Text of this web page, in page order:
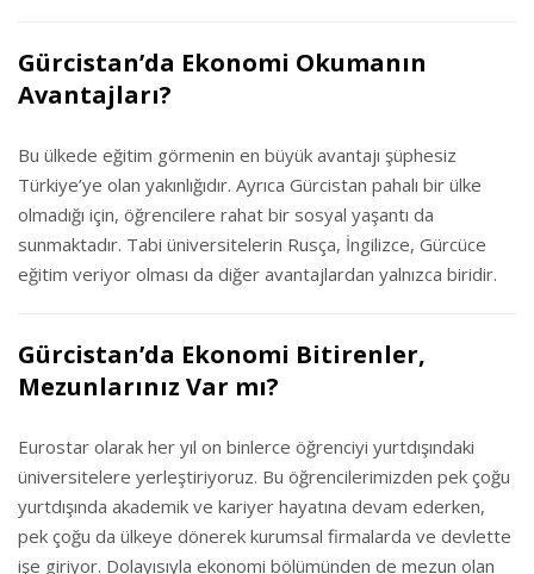
Gürcistan’da Ekonomi Okumanın
Avantajları?
Bu ülkede eğitim görmenin en büyük avantajı şüphesiz
Türkiye’ye olan yakınlığıdır. Ayrıca Gürcistan pahalı bir ülke
olmadığı için, öğrencilere rahat bir sosyal yaşantı da
sunmaktadır. Tabi üniversitelerin Rusça, İngilizce, Gürcüce
eğitim veriyor olması da diğer avantajlardan yalnızca biridir.
Gürcistan’da Ekonomi Bitirenler,
Mezunlarınız Var mı?
Eurostar olarak her yıl on binlerce öğrenciyi yurtdışındaki
üniversitelere yerleştiriyoruz. Bu öğrencilerimizden pek çoğu
yurtdışında akademik ve kariyer hayatına devam ederken,
pek çoğu da ülkeye dönerek kurumsal firmalarda ve devlette
işe giriyor. Dolayısıyla ekonomi bölümünden de mezun olan